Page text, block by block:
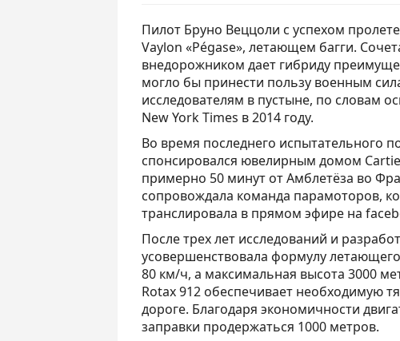
Пилот Бруно Веццоли с успехом
Vaylon «Pégase», летающем багги.
внедорожником дает гибриду
могло бы принести пользу военным
исследователям в пустыне, по словам
New York Times в 2014 году.
Во время последнего испытательного
спонсировался ювелирным домом
примерно 50 минут от Амблетёза во
сопровождала команда парамоторов,
транслировала в прямом эфире на
После трех лет исследований и
усовершенствовала формулу
80 км/ч, а максимальная высота 3000
Rotax 912 обеспечивает необходимую
дороге. Благодаря экономичности
заправки продержаться 1000 метров.